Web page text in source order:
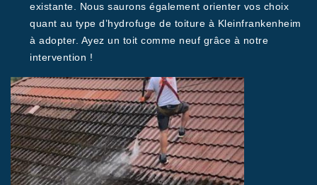
existante. Nous saurons également orienter vos choix
quant au type d’hydrofuge de toiture à Kleinfrankenheim
à adopter. Ayez un toit comme neuf grâce à notre
intervention !